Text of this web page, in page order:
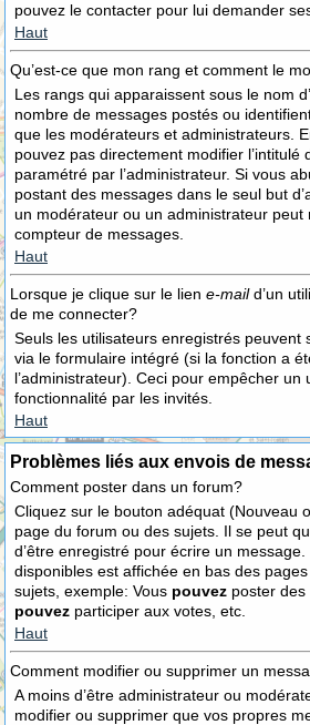
pouvez le contacter pour lui demander
Haut
Qu’est-ce que mon rang et comment le
Les rangs qui apparaissent sous le nom
nombre de messages postés ou
que les modérateurs et administrateurs.
pouvez pas directement modifier l’intitulé
paramétré par l’administrateur. Si vous
postant des messages dans le seul but
un modérateur ou un administrateur peut
compteur de messages.
Haut
Lorsque je clique sur le lien e-maild’un
de me connecter?
Seuls les utilisateurs enregistrés peuvent
via le formulaire intégré (si la fonction a
l’administrateur). Ceci pour empêcher un
fonctionnalité par les invités.
Haut
Problèmes liés aux envois de
Comment poster dans un forum?
Cliquez sur le bouton adéquat (Nouveau
page du forum ou des sujets. Il se peut
d’être enregistré pour écrire un
disponibles est affichée en bas des
sujets, exemple: Vous pouvez poster des
pouvez participer aux votes, etc.
Haut
Comment modifier ou supprimer un
A moins d’être administrateur ou
modifier ou supprimer que vos propres